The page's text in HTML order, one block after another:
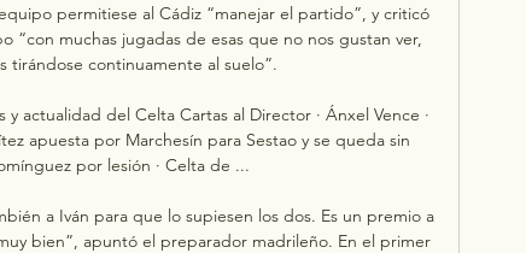
permitiese al Cádiz “manejar el partido”, y criticó
“con muchas jugadas de esas que no nos gustan ver,
tirándose continuamente al suelo”.
actualidad del Celta Cartas al Director · Ánxel Vence ·
apuesta por Marchesín para Sestao y se queda sin
por lesión · Celta de ...
a Iván para que lo supiesen los dos. Es un premio a
bien”, apuntó el preparador madrileño. En el primer